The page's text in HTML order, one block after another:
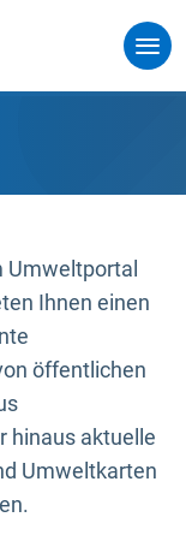
Umweltportal
Ihnen einen
öffentlichen
hinaus aktuelle
Umweltkarten